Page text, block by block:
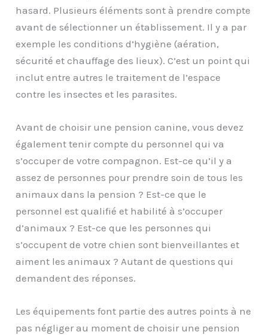
hasard. Plusieurs éléments sont à prendre compte
avant de sélectionner un établissement. Il y a par
exemple les conditions d’hygiène (aération,
sécurité et chauffage des lieux). C’est un point qui
inclut entre autres le traitement de l’espace
contre les insectes et les parasites.
Avant de choisir une pension canine, vous devez
également tenir compte du personnel qui va
s’occuper de votre compagnon. Est-ce qu’il y a
assez de personnes pour prendre soin de tous les
animaux dans la pension ? Est-ce que le
personnel est qualifié et habilité à s’occuper
d’animaux ? Est-ce que les personnes qui
s’occupent de votre chien sont bienveillantes et
aiment les animaux ? Autant de questions qui
demandent des réponses.
Les équipements font partie des autres points à ne
pas négliger au moment de choisir une pension